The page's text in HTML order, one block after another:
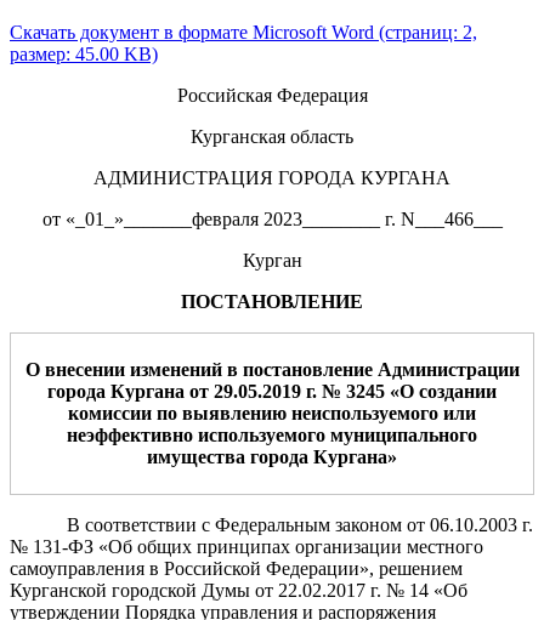
Скачать документ в формате Microsoft Word (страниц: 2,
размер: 45.00 KB)
Российская Федерация
Курганская область
АДМИНИСТРАЦИЯ ГОРОДА КУРГАНА
от «_01_»_______февраля 2023________ г. N___466___
Курган
ПОСТАНОВЛЕНИЕ
О внесении изменений в постановление Администрации
города Кургана от 29.05.2019 г. № 3245 «О создании
комиссии по выявлению неиспользуемого или
неэффективно используемого муниципального
имущества города Кургана»
В соответствии с Федеральным законом от 06.10.2003 г.
№ 131-ФЗ «Об общих принципах организации местного
самоуправления в Российской Федерации», решением
Курганской городской Думы от 22.02.2017 г. № 14 «Об
утверждении Порядка управления и распоряжения